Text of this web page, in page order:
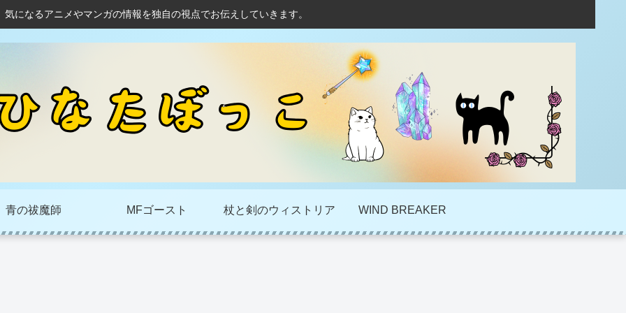
気になるアニメやマンガの情報を独自の視点でお伝えしていきます。
青の祓魔師 MFゴースト 杖と剣のウィストリア WIND BREAKER